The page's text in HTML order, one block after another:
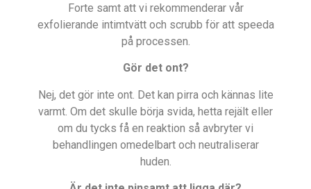
Forte samt att vi rekommenderar vår
exfolierande intimtvätt och scrubb för att speeda
på processen.
Gör det ont?
Nej, det gör inte ont. Det kan pirra och kännas lite
varmt. Om det skulle börja svida, hetta rejält eller
om du tycks få en reaktion så avbryter vi
behandlingen omedelbart och neutraliserar
huden.